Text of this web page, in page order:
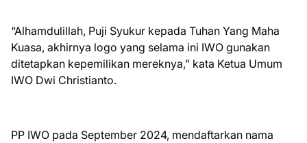
“Alhamdulillah, Puji Syukur kepada Tuhan Yang Maha
Kuasa, akhirnya logo yang selama ini IWO gunakan
ditetapkan kepemilikan mereknya,” kata Ketua Umum
IWO Dwi Christianto.
PP IWO pada September 2024, mendaftarkan nama